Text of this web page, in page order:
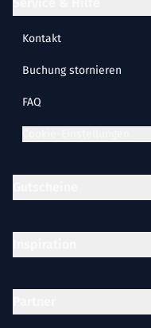
Kontakt
Buchung stornieren
FAQ